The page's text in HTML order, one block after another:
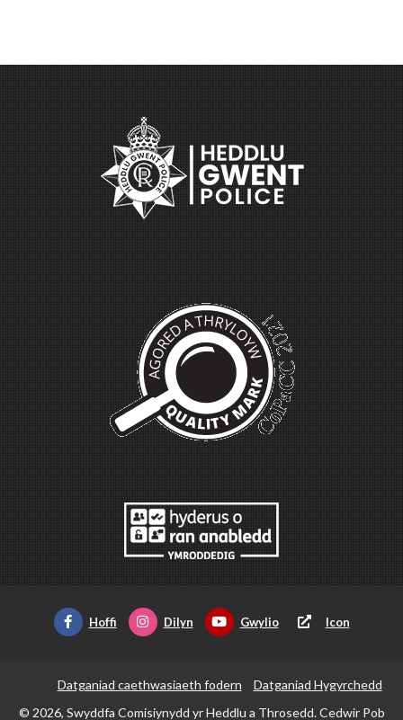
Hoffi Dilyn Gwylio Icon
Datganiad caethwasiaeth fodern
Datganiad Hygyrchedd
© 2026, Swyddfa Comisiynydd yr Heddlu a Throsedd. Cedwir Pob